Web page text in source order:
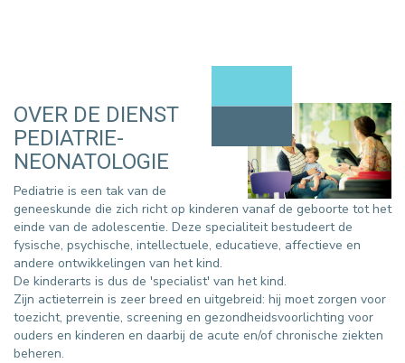
OVER DE DIENST
PEDIATRIE-
NEONATOLOGIE
Pediatrie is een tak van de
geneeskunde die zich richt op kinderen vanaf de geboorte tot het
einde van de adolescentie. Deze specialiteit bestudeert de
fysische, psychische, intellectuele, educatieve, affectieve en
andere ontwikkelingen van het kind.
De kinderarts is dus de 'specialist' van het kind.
Zijn actieterrein is zeer breed en uitgebreid: hij moet zorgen voor
toezicht, preventie, screening en gezondheidsvoorlichting voor
ouders en kinderen en daarbij de acute en/of chronische ziekten
beheren.